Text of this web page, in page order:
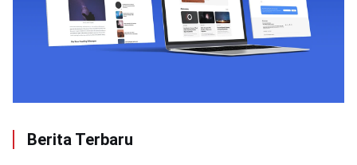
Berita Terbaru